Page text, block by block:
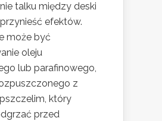
talku między deski
efektów.
może być
oleju
lub parafinowego,
z
który
przed